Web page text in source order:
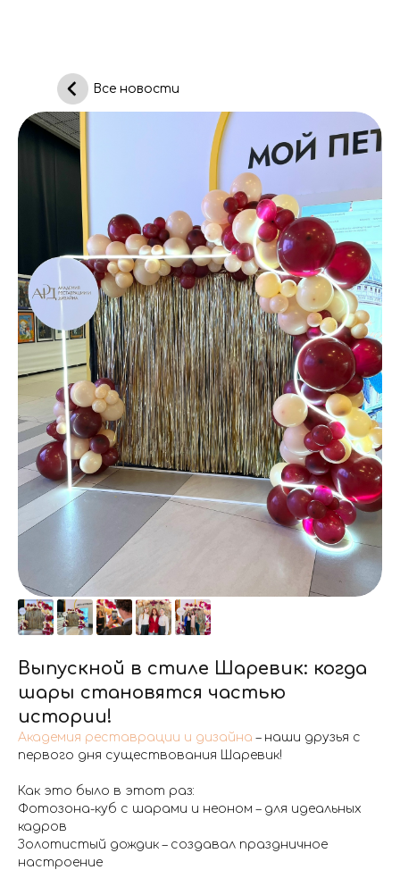
Все новости
Выпускной в стиле Шаревик: когда
шары становятся частью
истории!
Академия реставрации и дизайна – наши друзья с
первого дня существования Шаревик!
Как это было в этот раз:
Фотозона-куб с шарами и неоном – для идеальных
кадров
Золотистый дождик – создавал праздничное
настроение